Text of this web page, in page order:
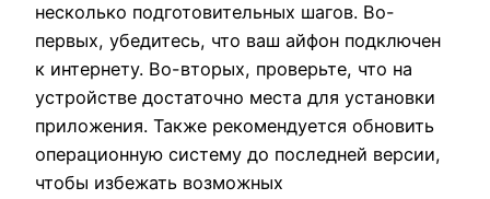
несколько подготовительных шагов. Во-
первых, убедитесь, что ваш айфон подключен
к интернету. Во-вторых, проверьте, что на
устройстве достаточно места для установки
приложения. Также рекомендуется обновить
операционную систему до последней версии,
чтобы избежать возможных